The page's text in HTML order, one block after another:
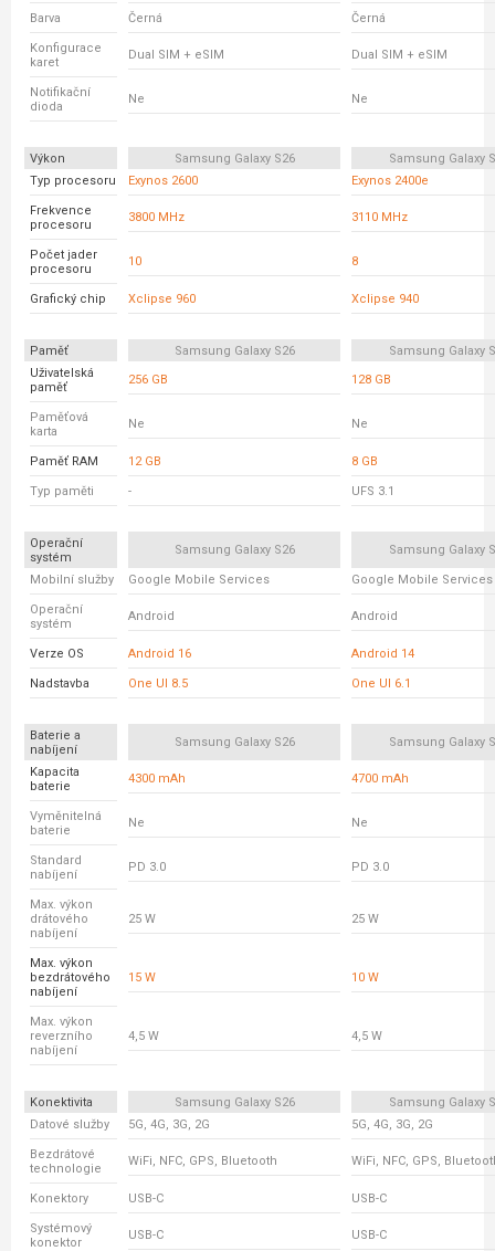
Barva Černá Černá
Konfigurace
karet
Dual SIM + eSIM Dual SIM + eSIM
Notifikační
dioda
Ne Ne
Výkon Samsung Galaxy S26
Samsung Galaxy
Typ procesoru
Exynos 2600 Exynos 2400e
Frekvence
procesoru
3800 MHz 3110 MHz
Počet jader
procesoru
10 8
Grafický chip Xclipse 960 Xclipse 940
Paměť Samsung Galaxy S26
Samsung Galaxy
Uživatelská
paměť
256 GB 128 GB
Paměťová
karta
Ne Ne
Paměť RAM 12 GB 8 GB
Typ paměti - UFS 3.1
Operační
systém
Samsung Galaxy S26 Samsung Galaxy
Mobilní služby Google Mobile Services Google Mobile Services
Operační
systém
Android Android
Verze OS Android 16 Android 14
Nadstavba One UI 8.5 One UI 6.1
Baterie a
nabíjení
Samsung Galaxy S26 Samsung Galaxy
Kapacita
baterie
4300 mAh 4700 mAh
Vyměnitelná
baterie
Ne Ne
Standard
nabíjení
PD 3.0 PD 3.0
Max. výkon
drátového
nabíjení
25 W 25 W
Max. výkon
bezdrátového
nabíjení
15 W 10 W
Max. výkon
reverzního
nabíjení
4,5 W 4,5 W
Konektivita Samsung Galaxy S26
Samsung Galaxy
Datové služby
5G, 4G, 3G, 2G 5G, 4G, 3G, 2G
Bezdrátové
technologie
WiFi, NFC, GPS, Bluetooth WiFi, NFC, GPS,
Konektory USB-C USB-C
Systémový
konektor
USB-C USB-C